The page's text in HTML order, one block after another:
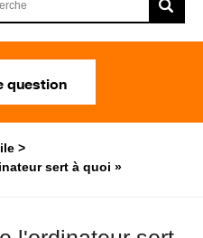
question
sert à quoi »